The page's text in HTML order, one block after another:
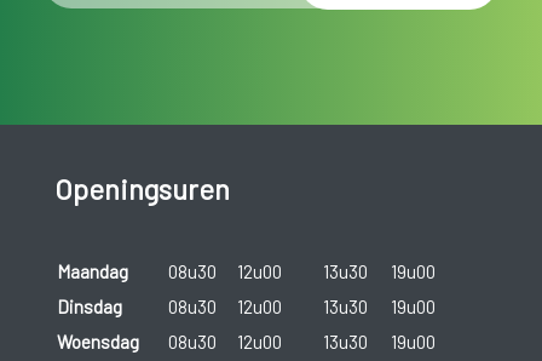
Openingsuren
Maandag 08u30 12u00 13u30
19u00
Dinsdag
08u30 12u00 13u30
19u00
Woensdag
08u30 12u00 13u30
19u00